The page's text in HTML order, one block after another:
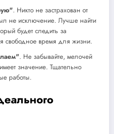
. Никто не застрахован от
не исключение. Лучше найти
будет следить за
свободное время для жизни.
. Не забывайте, мелочей
значение. Тщательно
работы.